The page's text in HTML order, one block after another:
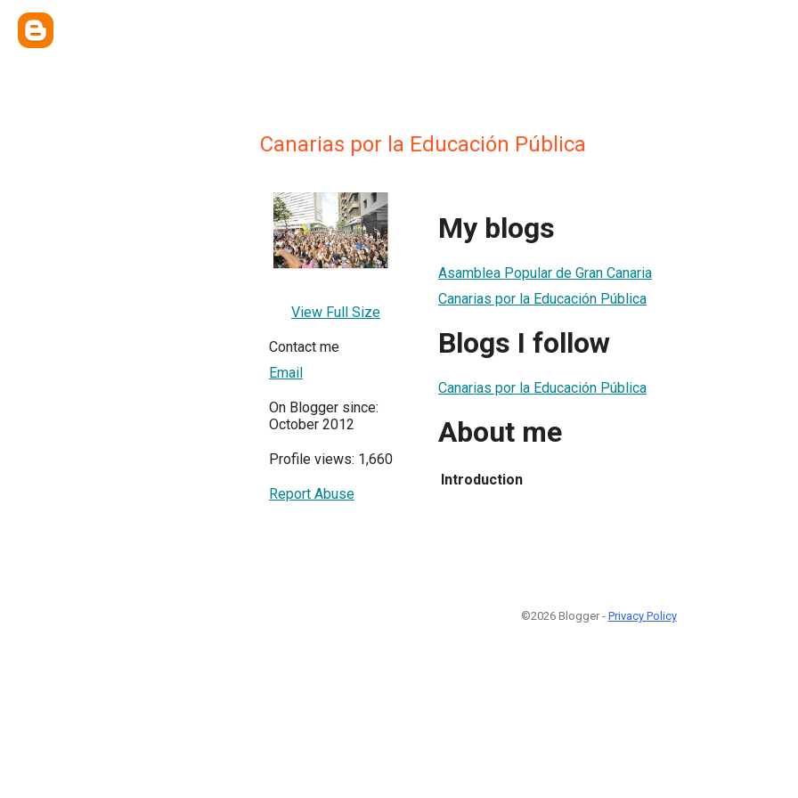
Canarias por la Educación Pública
View Full Size
Contact me
Email
On Blogger since:
October 2012
Profile views: 1,660
Report Abuse
My blogs
Asamblea Popular de Gran Canaria
Canarias por la Educación Pública
Blogs I follow
Canarias por la Educación Pública
About me
Introduction
©2026 Blogger - Privacy Policy